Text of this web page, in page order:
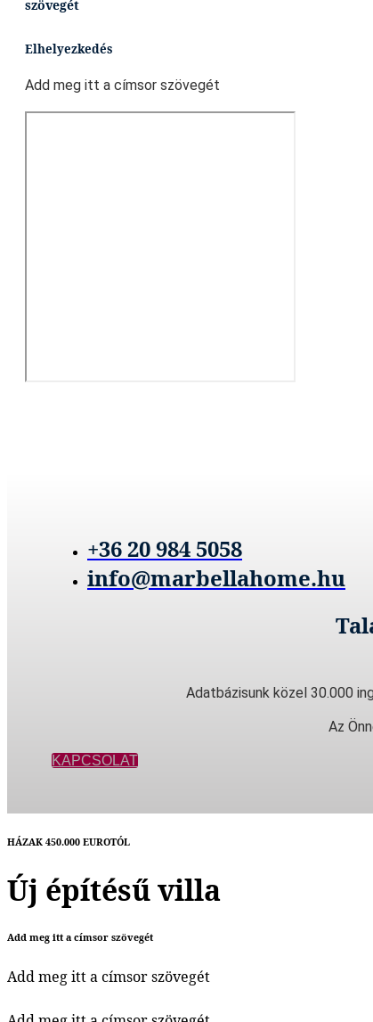
szövegét
Elhelyezkedés
Add meg itt a címsor szövegét
+36 20 984 5058
info@marbellahome.hu
Adatbázisunk közel 30.000
Az
KAPCSOLAT
HÁZAK 450.000 EUROTÓL
Új építésű villa
Add meg itt a címsor szövegét
Add meg itt a címsor szövegét